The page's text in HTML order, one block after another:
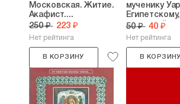
Московская. Житие.
Акафист....
250 ₽ 223 ₽
Нет рейтинга
В КОРЗИНУ
мученику
Египетскому,
читаемый...
50 ₽ 40 ₽
Нет рейтинга
В КОРЗИНУ